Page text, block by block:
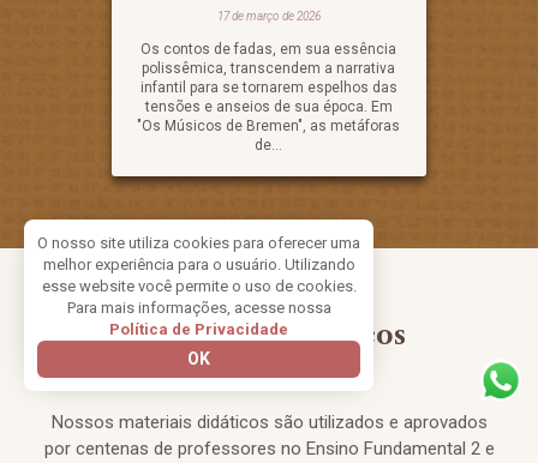
O nosso site utiliza cookies para oferecer uma
melhor experiência para o usuário. Utilizando
esse website você permite o uso de cookies.
Para mais informações, acesse nossa
Política de Privacidade
OK
17 de março de 2026
Os contos de fadas, em sua essência
polissêmica, transcendem a narrativa
infantil para se tornarem espelhos das
tensões e anseios de sua época. Em
"Os Músicos de Bremen", as metáforas
de...
Materiais didáticos
Nossos materiais didáticos são utilizados e aprovados
por centenas de professores no Ensino Fundamental 2 e